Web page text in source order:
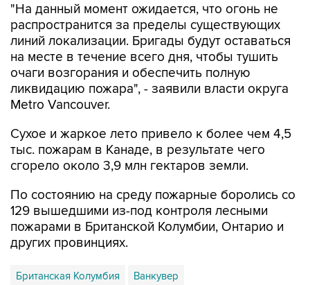
"На данный момент ожидается, что огонь не
распространится за пределы существующих
линий локализации. Бригады будут оставаться
на месте в течение всего дня, чтобы тушить
очаги возгорания и обеспечить полную
ликвидацию пожара", - заявили власти округа
Metro Vancouver.
Сухое и жаркое лето привело к более чем 4,5
тыс. пожарам в Канаде, в результате чего
сгорело около 3,9 млн гектаров земли.
По состоянию на среду пожарные боролись со
129 вышедшими из-под контроля лесными
пожарами в Британской Колумбии, Онтарио и
других провинциях.
Британская Колумбия Ванкувер